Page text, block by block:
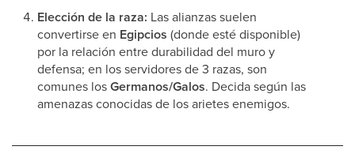
Elección de la raza: Las alianzas suelen
convertirse en Egipcios (donde esté disponible)
por la relación entre durabilidad del muro y
defensa; en los servidores de 3 razas, son
comunes losGermanos/Galos. Decida según las
amenazas conocidas de los arietes enemigos.